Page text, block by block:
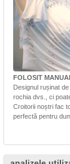
FOLOSIT
Designul rușinat
rochia dvs., ci
Croitorii noștri fac
perfectă pentru